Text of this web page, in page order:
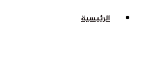
الرئيسية